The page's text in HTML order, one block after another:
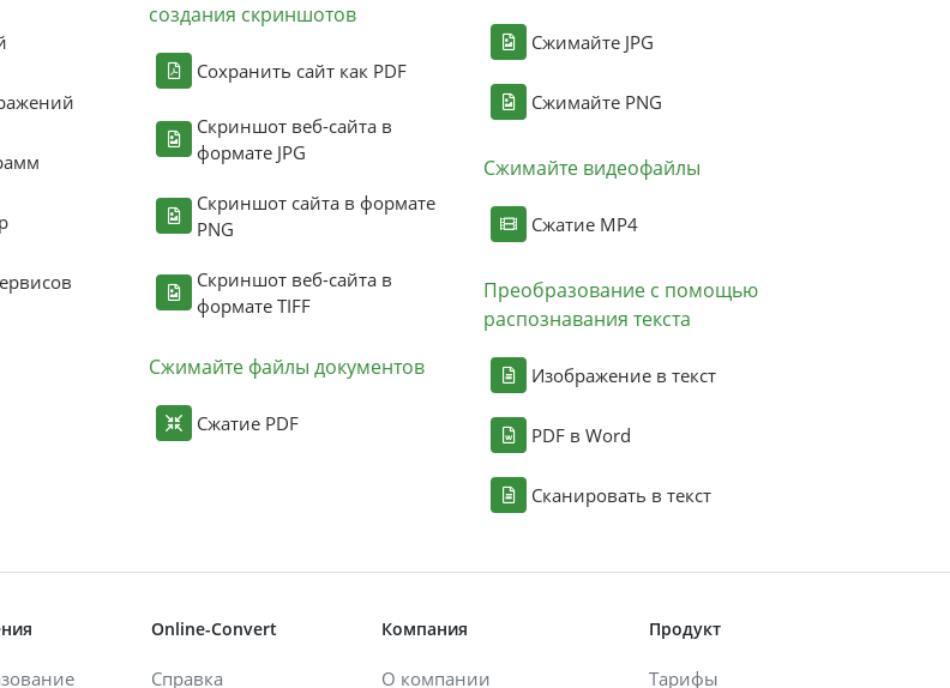
создания скриншотов
Сохранить сайт как PDF
Скриншот веб-сайта в
формате JPG
Скриншот сайта в формате
PNG
Скриншот веб-сайта в
формате TIFF
Сжимайте файлы документов
Сжатие PDF
Сжимайте JPG
Сжимайте PNG
Сжимайте видеофайлы
Сжатие MP4
Преобразование с помощью
распознавания текста
Изображение в текст
PDF в Word
Сканировать в текст
Online-Convert
Справка
Компания
О компании
Продукт
Тарифы